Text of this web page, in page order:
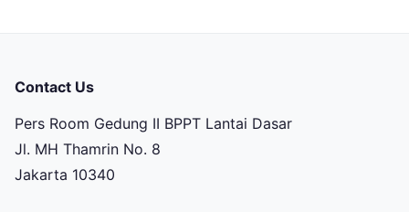
Contact Us
Pers Room Gedung II BPPT Lantai Dasar
Jl. MH Thamrin No. 8
Jakarta 10340